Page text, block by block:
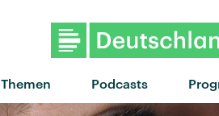
Themen Podcasts